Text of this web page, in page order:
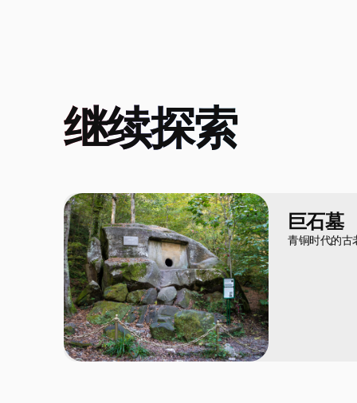
继续探索
巨石墓
青铜时代的古